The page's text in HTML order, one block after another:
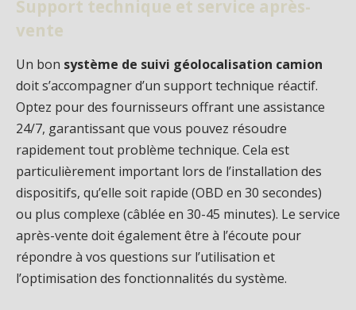
Support technique et service après-
vente
Un bon système de suivi géolocalisation camion
doit s’accompagner d’un support technique réactif.
Optez pour des fournisseurs offrant une assistance
24/7, garantissant que vous pouvez résoudre
rapidement tout problème technique. Cela est
particulièrement important lors de l’installation des
dispositifs, qu’elle soit rapide (OBD en 30 secondes)
ou plus complexe (câblée en 30-45 minutes). Le service
après-vente doit également être à l’écoute pour
répondre à vos questions sur l’utilisation et
l’optimisation des fonctionnalités du système.